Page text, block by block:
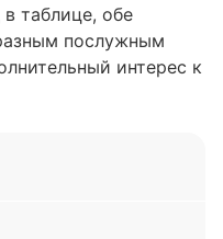
таблице, обе
послужным
интерес к
в турнире.